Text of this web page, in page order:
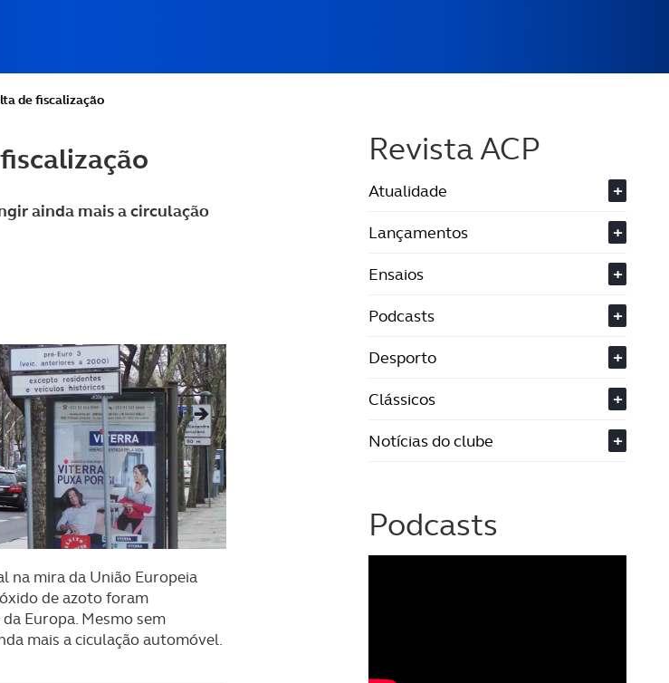
de fiscalização
ainda mais a circulação
na mira da União Europeia
de azoto foram
Europa. Mesmo sem
mais a ciculação automóvel.
Revista ACP
Atualidade
+
Lançamentos
+
Ensaios
+
Podcasts
+
Desporto
+
Clássicos
+
Notícias do clube
+
Podcasts